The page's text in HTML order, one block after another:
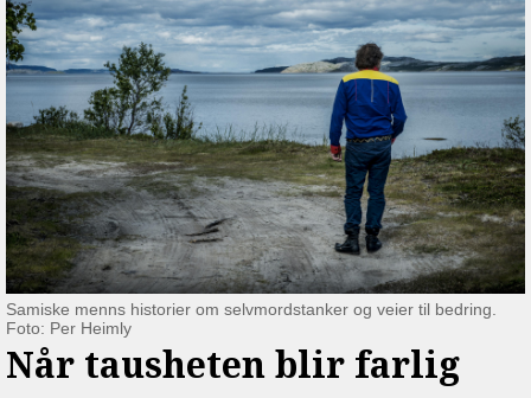
Samiske menns historier om selvmordstanker og veier til bedring.
Foto: Per Heimly
Når tausheten blir farlig